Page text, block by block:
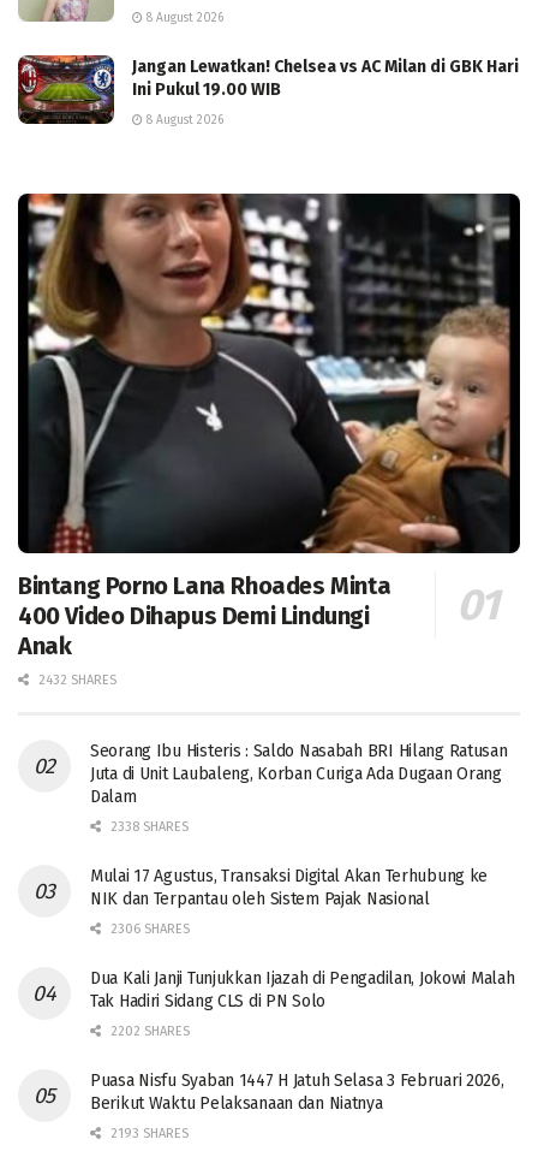
8 August 2026
Jangan Lewatkan! Chelsea vs AC Milan di GBK Hari
Ini Pukul 19.00 WIB
8 August 2026
Bintang Porno Lana Rhoades Minta
400 Video Dihapus Demi Lindungi
Anak
2432 SHARES
Seorang Ibu Histeris : Saldo Nasabah BRI Hilang Ratusan
Juta di Unit Laubaleng, Korban Curiga Ada Dugaan Orang
Dalam
2338 SHARES
Mulai 17 Agustus, Transaksi Digital Akan Terhubung ke
NIK dan Terpantau oleh Sistem Pajak Nasional
2306 SHARES
Dua Kali Janji Tunjukkan Ijazah di Pengadilan, Jokowi Malah
Tak Hadiri Sidang CLS di PN Solo
2202 SHARES
Puasa Nisfu Syaban 1447 H Jatuh Selasa 3 Februari 2026,
Berikut Waktu Pelaksanaan dan Niatnya
2193 SHARES